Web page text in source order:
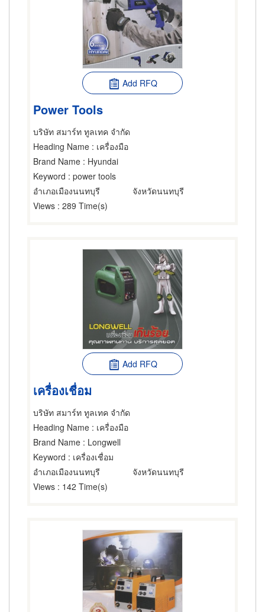
Add RFQ
Power Tools
บริษัท สมาร์ท ทูลเทค จำกัด
Heading Name : เครื่องมือ
Brand Name : Hyundai
Keyword : power tools
อำเภอเมืองนนทบุรี
จังหวัดนนทบุรี
Views : 289 Time(s)
Add RFQ
เครื่องเชื่อม
บริษัท สมาร์ท ทูลเทค จำกัด
Heading Name : เครื่องมือ
Brand Name : Longwell
Keyword : เครื่องเชื่อม
อำเภอเมืองนนทบุรี
จังหวัดนนทบุรี
Views : 142 Time(s)